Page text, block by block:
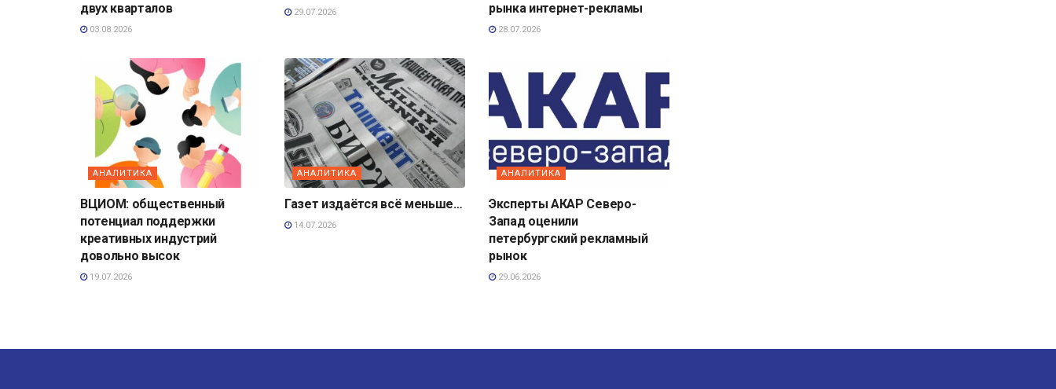
двух кварталов
03.08.2026
29.07.2026
рынка интернет-рекламы
28.07.2026
АНАЛИТИКА
ВЦИОМ: общественный
потенциал поддержки
креативных индустрий
довольно высок
19.07.2026
АНАЛИТИКА
Газет издаётся всё меньше…
14.07.2026
АНАЛИТИКА
Эксперты АКАР Северо-
Запад оценили
петербургский рекламный
рынок
29.06.2026